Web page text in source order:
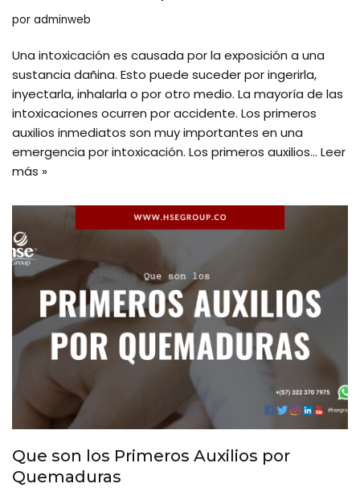
por adminweb
Una intoxicación es causada por la exposición a una
sustancia dañina. Esto puede suceder por ingerirla,
inyectarla, inhalarla o por otro medio. La mayoría de las
intoxicaciones ocurren por accidente. Los primeros
auxilios inmediatos son muy importantes en una
emergencia por intoxicación. Los primeros auxilios… Leer
más »
Que son los Primeros Auxilios por
Quemaduras